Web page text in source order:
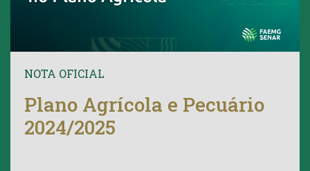
NOTA OFICIAL
Plano Agrícola e Pecuário
2024/2025